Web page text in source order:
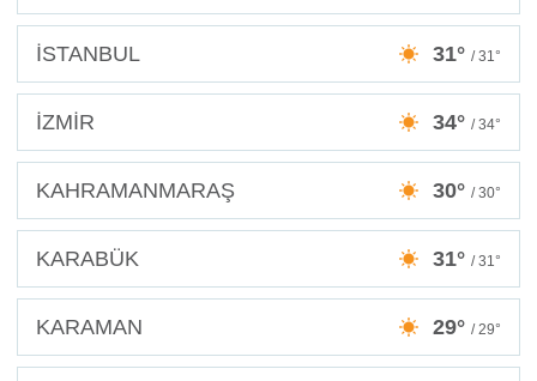
İSTANBUL 31° / 31°
İZMİR 34° / 34°
KAHRAMANMARAŞ 30° / 30°
KARABÜK 31° / 31°
KARAMAN 29° / 29°